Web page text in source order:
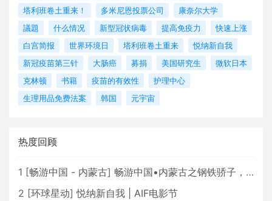
塔利班卷土重来！
多米尼恩投票公司
康奈尔大学
議題
什么情况 新型冠状病毒 提高免疫力
快速上涨
白宫简报
世界环境日 塔利班卷土重来
悦纳新自我
新冠疫苗第三针
大肠癌 募捐 美国研究生
微软日本
克林顿
书籍 疫苗的有效性
护理中心
生理用品免费法案
韩国 元宇宙
热度回顾
1 [畅游中国 - 内蒙古] 畅游中国•内蒙古之钢铁骄子，魅力包头
2 [环球星动] 悦纳新自我 | AIF电影节